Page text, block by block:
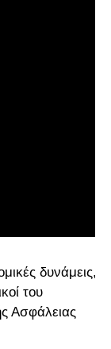
δυνάμεις,
του
Ασφάλειας